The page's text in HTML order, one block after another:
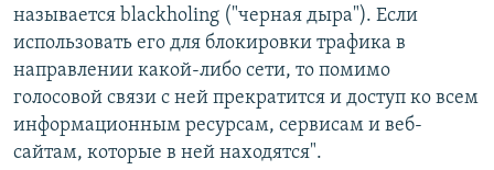
называется blackholing ("черная дыра"). Если
использовать его для блокировки трафика в
направлении какой-либо сети, то помимо
голосовой связи с ней прекратится и доступ ко всем
информационным ресурсам, сервисам и веб-
сайтам, которые в ней находятся".